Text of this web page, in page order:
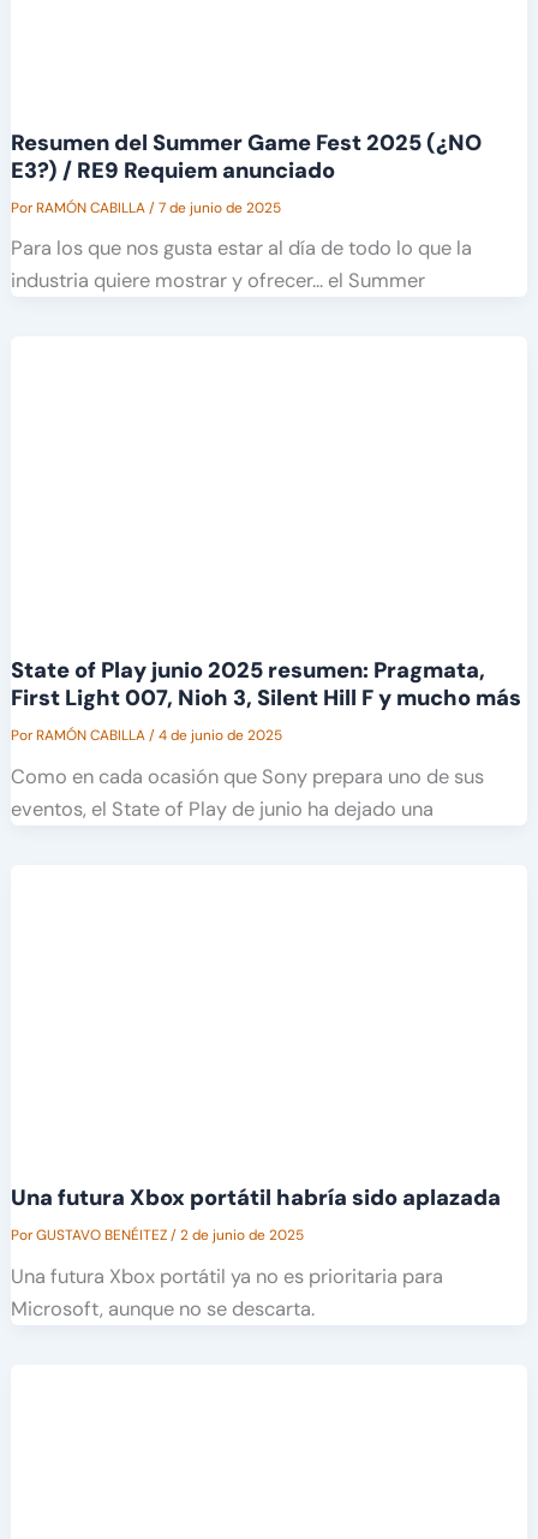
Resumen del Summer Game Fest 2025 (¿NO
E3?) / RE9 Requiem anunciado
PorRAMÓN CABILLA/7 de junio de 2025
Para los que nos gusta estar al día de todo lo que la
industria quiere mostrar y ofrecer… el Summer
State of Play junio 2025 resumen: Pragmata,
First Light 007, Nioh 3, Silent Hill F y mucho más
PorRAMÓN CABILLA/4 de junio de 2025
Como en cada ocasión que Sony prepara uno de sus
eventos, el State of Play de junio ha dejado una
Una futura Xbox portátil habría sido aplazada
PorGUSTAVO BENÉITEZ/2 de junio de 2025
Una futura Xbox portátil ya no es prioritaria para
Microsoft, aunque no se descarta.